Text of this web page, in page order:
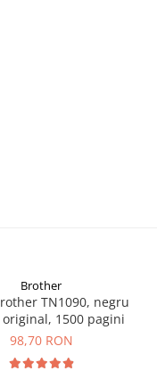
Brother
TN1090, negru
original, 1500 pagini
98,70 RON